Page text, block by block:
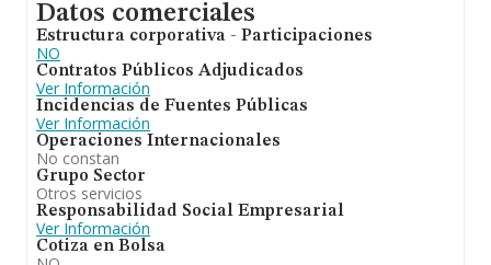
Datos comerciales
Estructura corporativa - Participaciones
NO
Contratos Públicos Adjudicados
Ver Información
Incidencias de Fuentes Públicas
Ver Información
Operaciones Internacionales
No constan
Grupo Sector
Otros servicios
Responsabilidad Social Empresarial
Ver Información
Cotiza en Bolsa